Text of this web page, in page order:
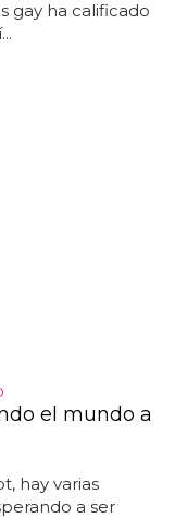
s gay ha calificado
el mundo a
hay varias
a ser